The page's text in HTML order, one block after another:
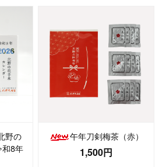
野の
和8年
午年刀剣梅茶（赤）
1,500円